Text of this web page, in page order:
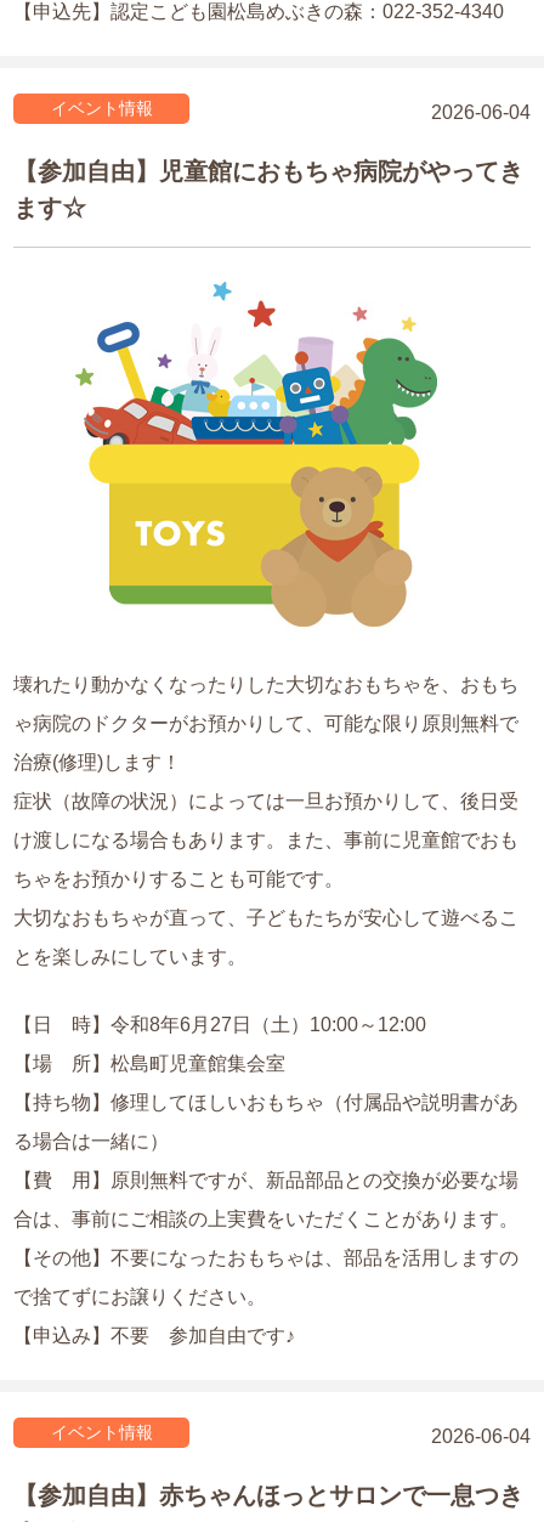
【申込先】認定こども園松島めぶきの森：022-352-4340
2026-06-04
イベント情報
【参加自由】児童館におもちゃ病院がやってき
ます☆
壊れたり動かなくなったりした大切なおもちゃを、おもち
ゃ病院のドクターがお預かりして、可能な限り原則無料で
治療(修理)します！
症状（故障の状況）によっては一旦お預かりして、後日受
け渡しになる場合もあります。また、事前に児童館でおも
ちゃをお預かりすることも可能です。
大切なおもちゃが直って、子どもたちが安心して遊べるこ
とを楽しみにしています。
【日 時】令和8年6月27日（土）10:00～12:00
【場 所】松島町児童館集会室
【持ち物】修理してほしいおもちゃ（付属品や説明書があ
る場合は一緒に）
【費 用】原則無料ですが、新品部品との交換が必要な場
合は、事前にご相談の上実費をいただくことがあります。
【その他】不要になったおもちゃは、部品を活用しますの
で捨てずにお譲りください。
【申込み】不要 参加自由です♪
2026-06-04
イベント情報
【参加自由】赤ちゃんほっとサロンで一息つき